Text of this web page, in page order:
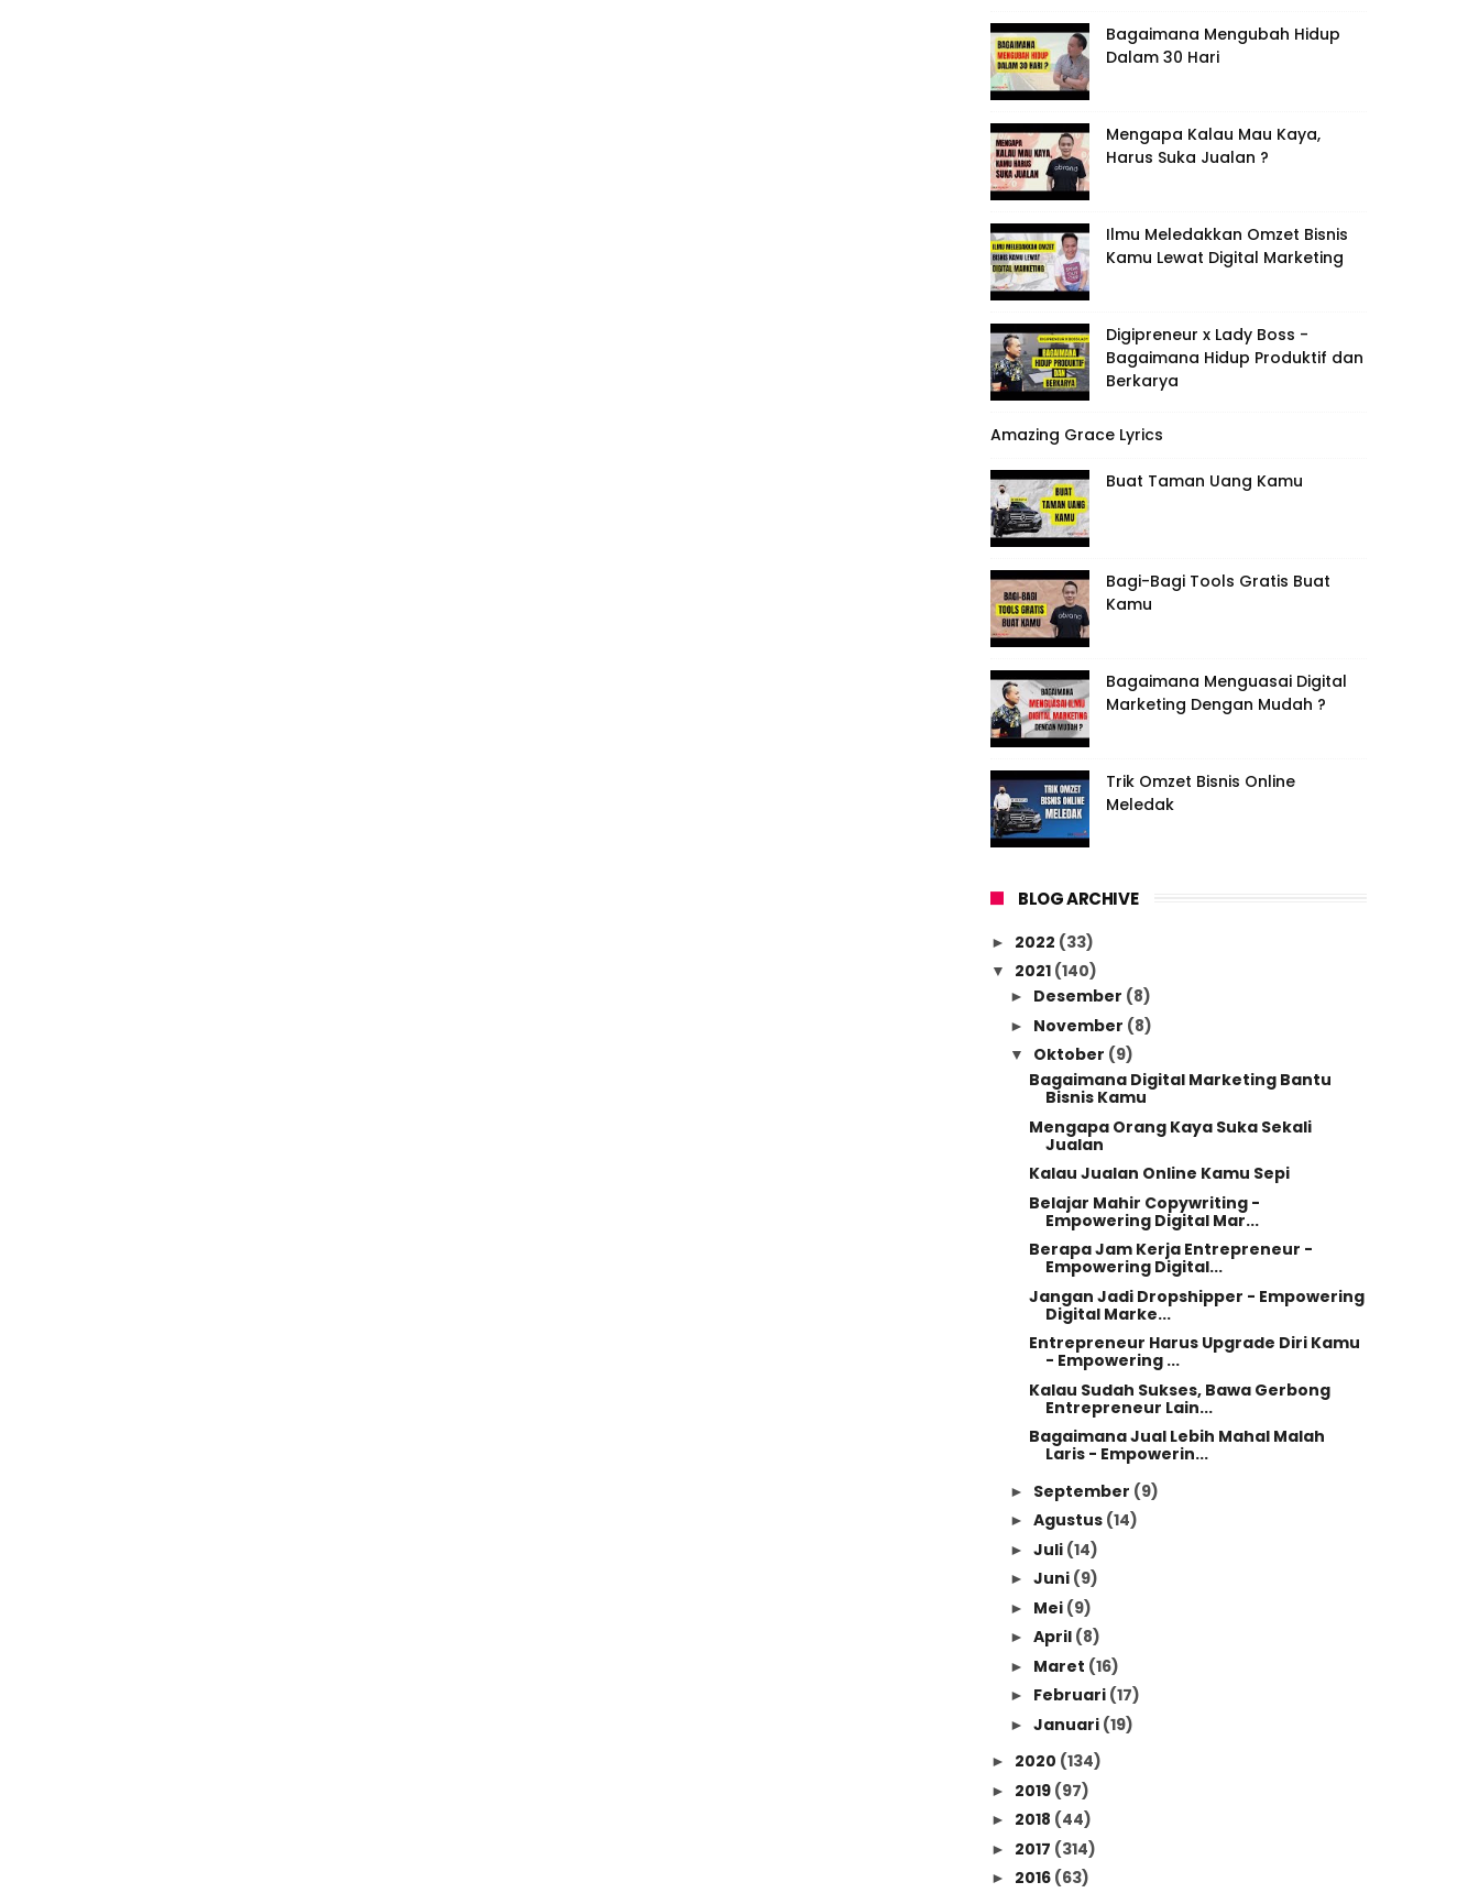
Bagaimana Mengubah Hidup
Dalam 30 Hari
Mengapa Kalau Mau Kaya,
Harus Suka Jualan ?
Ilmu Meledakkan Omzet Bisnis
Kamu Lewat Digital Marketing
Digipreneur x Lady Boss -
Bagaimana Hidup Produktif dan
Berkarya
Amazing Grace Lyrics
Buat Taman Uang Kamu
Bagi-Bagi Tools Gratis Buat
Kamu
Bagaimana Menguasai Digital
Marketing Dengan Mudah ?
Trik Omzet Bisnis Online
Meledak
BLOG ARCHIVE
► 2022 (33)
▼ 2021 (140)
► Desember (8)
► November (8)
▼ Oktober (9)
Bagaimana Digital Marketing Bantu
Bisnis Kamu
Mengapa Orang Kaya Suka Sekali
Jualan
Kalau Jualan Online Kamu Sepi
Belajar Mahir Copywriting -
Empowering Digital Mar...
Berapa Jam Kerja Entrepreneur -
Empowering Digital...
Jangan Jadi Dropshipper - Empowering
Digital Marke...
Entrepreneur Harus Upgrade Diri Kamu
- Empowering ...
Kalau Sudah Sukses, Bawa Gerbong
Entrepreneur Lain...
Bagaimana Jual Lebih Mahal Malah
Laris - Empowerin...
► September (9)
► Agustus (14)
► Juli (14)
► Juni (9)
► Mei (9)
► April (8)
► Maret (16)
► Februari (17)
► Januari (19)
► 2020 (134)
► 2019 (97)
► 2018 (44)
► 2017 (314)
► 2016 (63)